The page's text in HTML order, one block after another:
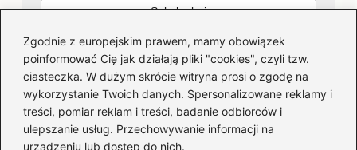
Zgodnie z europejskim prawem, mamy obowiązek
poinformować Cię jak działają pliki "cookies", czyli tzw.
ciasteczka. W dużym skrócie witryna prosi o zgodę na
wykorzystanie Twoich danych. Spersonalizowane reklamy i
treści, pomiar reklam i treści, badanie odbiorców i
ulepszanie usług. Przechowywanie informacji na
urządzeniu lub dostęp do nich.
Kategorie